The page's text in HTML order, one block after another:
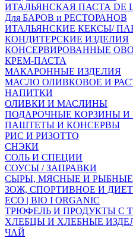
ИТАЛЬЯНСКАЯ ПАСТА DE
Для БАРОВ и РЕСТОРАНОВ
ИТАЛЬЯНСКИЕ КЕКСЫ/
КОНДИТЕРСКИЕ ИЗДЕЛИЯ
КОНСЕРВИРОВАННЫЕ
КРЕМ-ПАСТА
МАКАРОННЫЕ ИЗДЕЛИЯ
МАСЛО ОЛИВКОВОЕ И
НАПИТКИ
ОЛИВКИ И МАСЛИНЫ
ПОДАРОЧНЫЕ КОРЗИНЫ И
ПАШТЕТЫ И КОНСЕРВЫ
РИС И РИЗОТТО
СНЭКИ
СОЛЬ И СПЕЦИИ
СОУСЫ / ЗАПРАВКИ
СЫРЫ, МЯСНЫЕ И
ЗОЖ, СПОРТИВНОЕ И
ECO | BIO I ORGANIC
ТРЮФЕЛЬ И ПРОДУКТЫ С
ХЛЕБЦЫ И ХЛЕБНЫЕ
ЧАЙ